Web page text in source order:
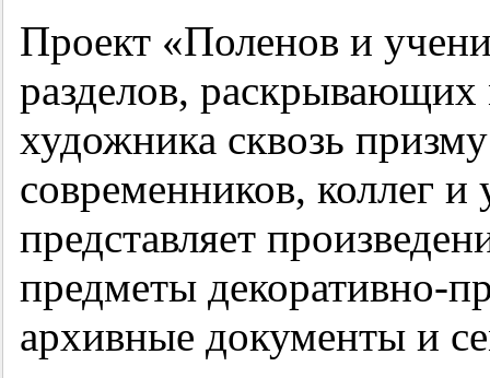
Проект «Поленов и
разделов,
художника сквозь
современников, коллег и
представляет
предметы декоративно-
архивные документы и